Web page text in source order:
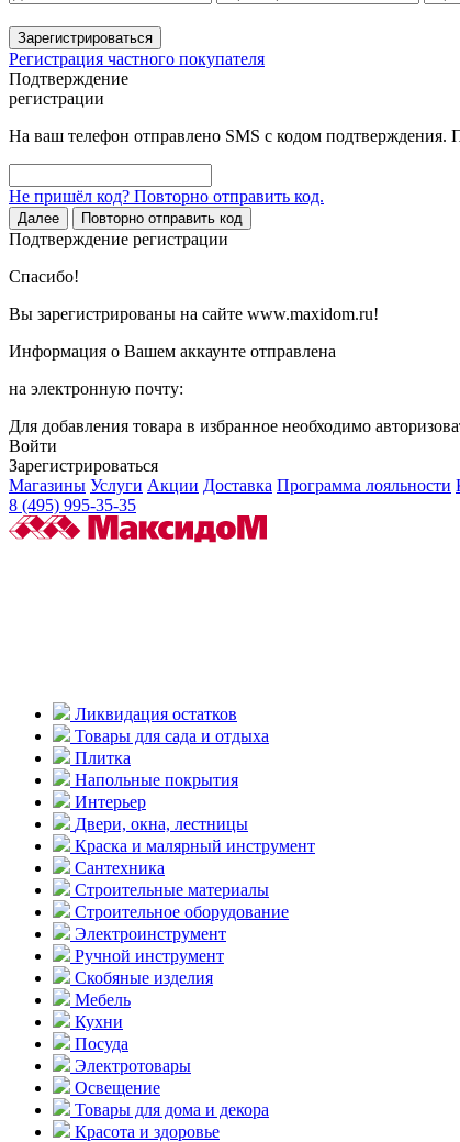
Зарегистрироваться
Регистрация частного покупателя
Подтверждение
регистрации
На ваш телефон отправлено SMS с кодом подтверждения.
Не пришёл код? Повторно отправить код.
Далее Повторно отправить код
Подтверждение регистрации
Спасибо!
Вы зарегистрированы на сайте www.maxidom.ru!
Информация о Вашем аккаунте отправлена
на электронную почту:
Для добавления товара в избранное необходимо
Войти
Зарегистрироваться
Магазины Услуги Акции Доставка Программа лояльности
8 (495) 995-35-35
Ликвидация остатков
Товары для сада и отдыха
Плитка
Напольные покрытия
Интерьер
Двери, окна, лестницы
Краска и малярный инструмент
Сантехника
Строительные материалы
Строительное оборудование
Электроинструмент
Ручной инструмент
Скобяные изделия
Мебель
Кухни
Посуда
Электротовары
Освещение
Товары для дома и декора
Красота и здоровье